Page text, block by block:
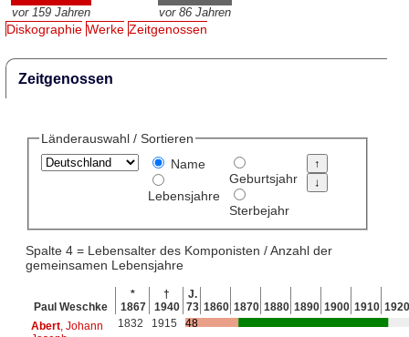
vor 159 Jahren vor 86 Jahren
Diskographie Werke Zeitgenossen
Zeitgenossen
Länderauswahl / Sortieren
Name
Lebensjahre
Geburtsjahr
Sterbejahr
Spalte 4 = Lebensalter des Komponisten / Anzahl der
gemeinsamen Lebensjahre
Paul Weschke
*
1867
†
1940
J.
73 1860 1870 1880 1890 1900 1910 1920
Abert, Johann
1832 1915 48